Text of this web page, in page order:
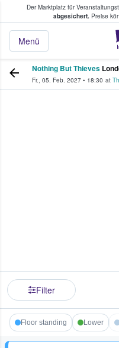
Der Marktplatz für
abgesichert.Preise
Menü
Tickets kaufen
Nothing But Thieves
Fr., 05. Feb. 2027 • 18:30 at
Filter
Floor standing Lower